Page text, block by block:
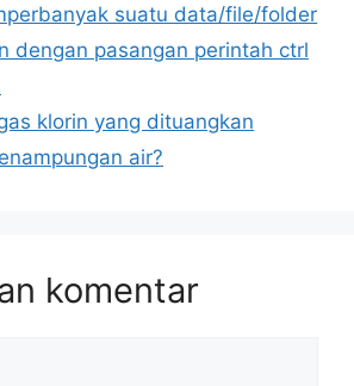
suatu data/file/folder
dengan pasangan perintah ctrl
klorin yang dituangkan
air?
komentar